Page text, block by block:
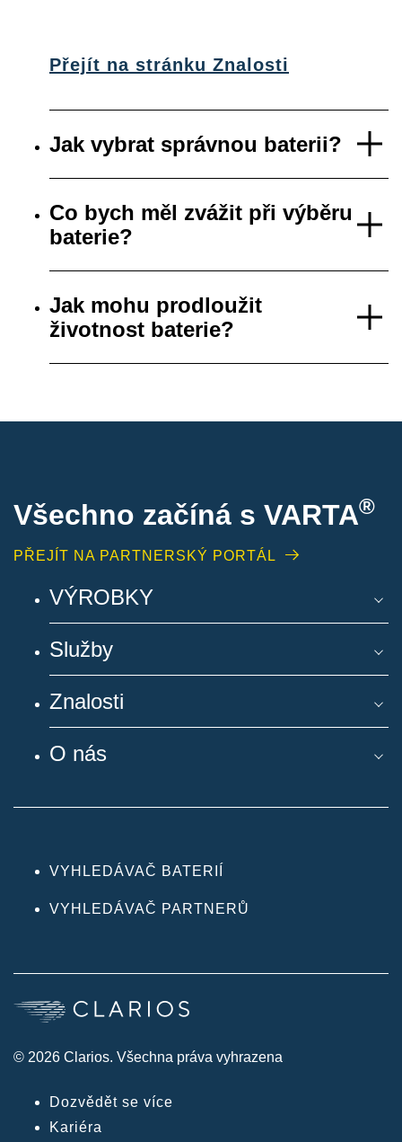
Přejít na stránku Znalosti
Jak vybrat správnou baterii?
Co bych měl zvážit při výběru
baterie?
Jak mohu prodloužit
životnost baterie?
Všechno začíná s VARTA®
PŘEJÍT NA PARTNERSKÝ PORTÁL
VÝROBKY
Služby
Znalosti
O nás
VYHLEDÁVAČ BATERIÍ
VYHLEDÁVAČ PARTNERŮ
© 2026 Clarios. Všechna práva vyhrazena
Dozvědět se více
Kariéra